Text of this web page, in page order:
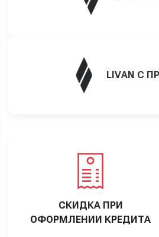
LIVAN С
СКИДКА ПРИ
ОФОРМЛЕНИИ КРЕДИТА